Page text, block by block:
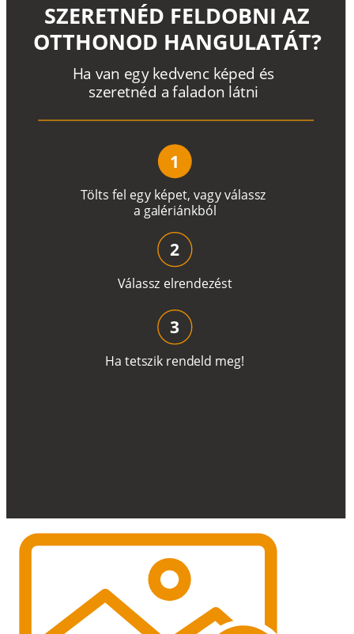
Tölts fel egy képet, vagyválassz
a galériánkból
Ha van egy kedvenc képed és
szeretnéd a faladon látni
SZERETNÉD FELDOBNI AZ
OTTHONOD HANGULATÁT?
1
Válassz elrendezést
2
Ha tetszik rendeld meg!
3